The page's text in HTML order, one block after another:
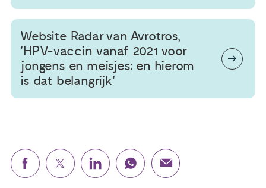
Website Radar van Avrotros,
'HPV-vaccin vanaf 2021 voor
jongens en meisjes: en hierom
is dat belangrijk'